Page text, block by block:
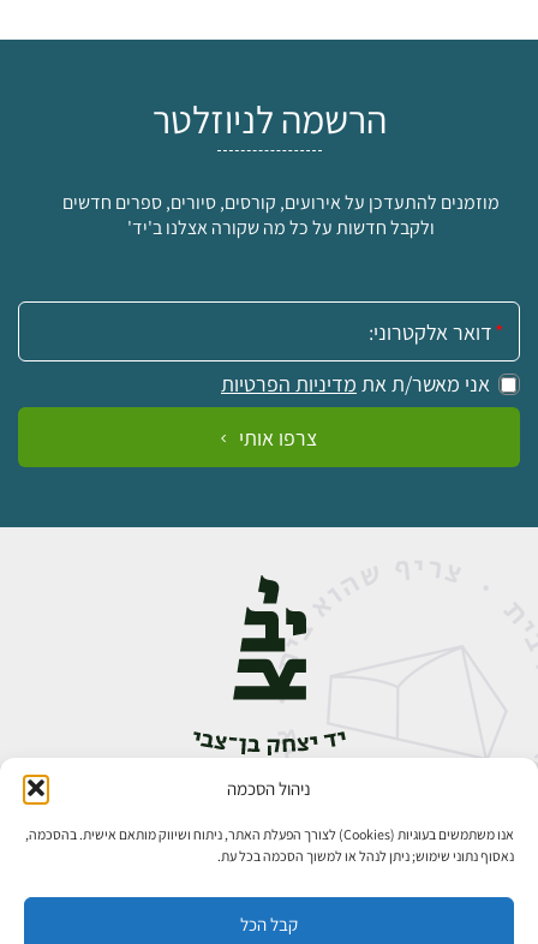
ניהול הסכמה
אנו משתמשים בעוגיות (Cookies) לצורך הפעלת האתר, ניתוח ושיווק מותאם אישית. בהסכמה,
נאסוף נתוני שימוש; ניתן לנהל או למשוך הסכמה בכל עת.
קבל הכל
הרשמה לניוזלטר
מוזמנים להתעדכן על אירועים, קורסים, סיורים, ספרים חדשים
ולקבל חדשות על כל מה שקורה אצלנו ב'יד'
אימייל:
אני מאשר/ת את מדיניות הפרטיות
צרפו אותי
אבן גבירול 14, רחביה, ירושלים